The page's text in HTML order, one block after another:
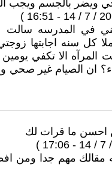
في المدرسه سالت
كل سنه اجابتها
المرآه الا تكفي يومين
ان الصيام غير صحي
مقالك مهم جدا ومن